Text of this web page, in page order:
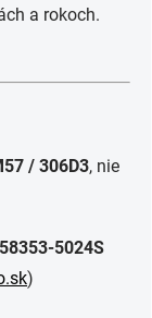
a rokoch.
/ 306D3, nie
5024S
)